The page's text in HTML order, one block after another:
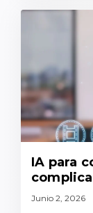
IA para
Junio 2, 2026